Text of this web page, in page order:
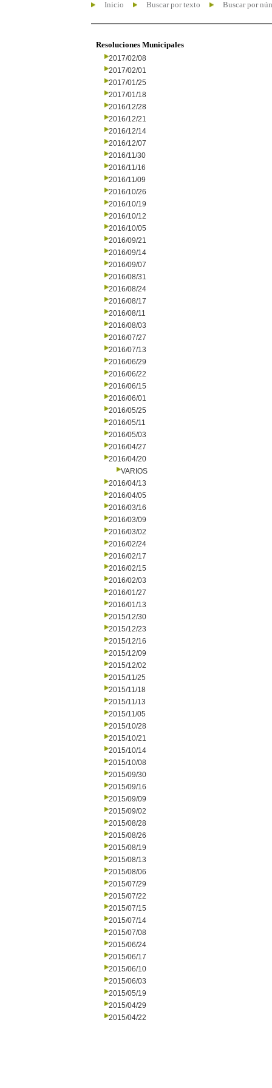
Inicio Buscar por texto Buscar por
Resoluciones Municipales
2017/02/08
2017/02/01
2017/01/25
2017/01/18
2016/12/28
2016/12/21
2016/12/14
2016/12/07
2016/11/30
2016/11/16
2016/11/09
2016/10/26
2016/10/19
2016/10/12
2016/10/05
2016/09/21
2016/09/14
2016/09/07
2016/08/31
2016/08/24
2016/08/17
2016/08/11
2016/08/03
2016/07/27
2016/07/13
2016/06/29
2016/06/22
2016/06/15
2016/06/01
2016/05/25
2016/05/11
2016/05/03
2016/04/27
2016/04/20
VARIOS
2016/04/13
2016/04/05
2016/03/16
2016/03/09
2016/03/02
2016/02/24
2016/02/17
2016/02/15
2016/02/03
2016/01/27
2016/01/13
2015/12/30
2015/12/23
2015/12/16
2015/12/09
2015/12/02
2015/11/25
2015/11/18
2015/11/13
2015/11/05
2015/10/28
2015/10/21
2015/10/14
2015/10/08
2015/09/30
2015/09/16
2015/09/09
2015/09/02
2015/08/28
2015/08/26
2015/08/19
2015/08/13
2015/08/06
2015/07/29
2015/07/22
2015/07/15
2015/07/14
2015/07/08
2015/06/24
2015/06/17
2015/06/10
2015/06/03
2015/05/19
2015/04/29
2015/04/22